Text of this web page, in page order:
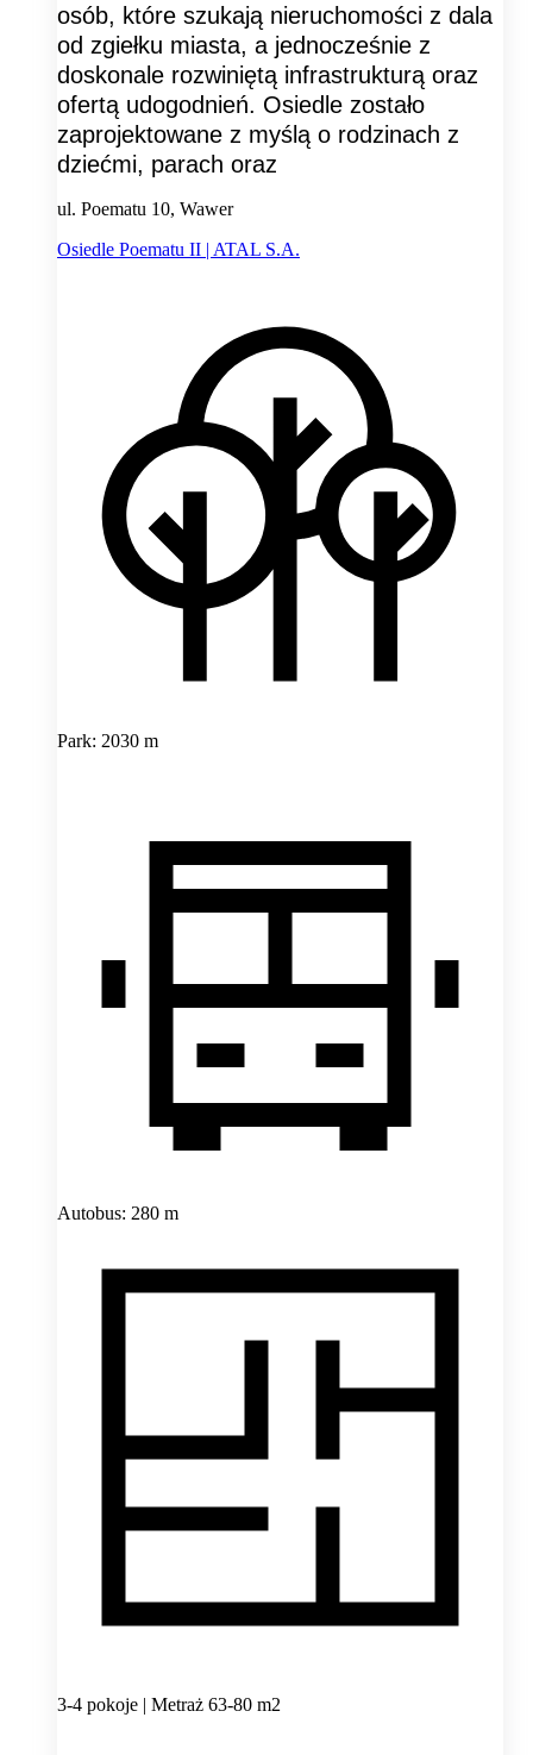
osób, które szukają nieruchomości z dala
od zgiełku miasta, a jednocześnie z
doskonale rozwiniętą infrastrukturą oraz
ofertą udogodnień. Osiedle zostało
zaprojektowane z myślą o rodzinach z
dziećmi, parach oraz
ul. Poematu 10, Wawer
Osiedle Poematu II | ATAL S.A.
Park: 2030 m
Autobus: 280 m
3-4 pokoje | Metraż 63-80 m2